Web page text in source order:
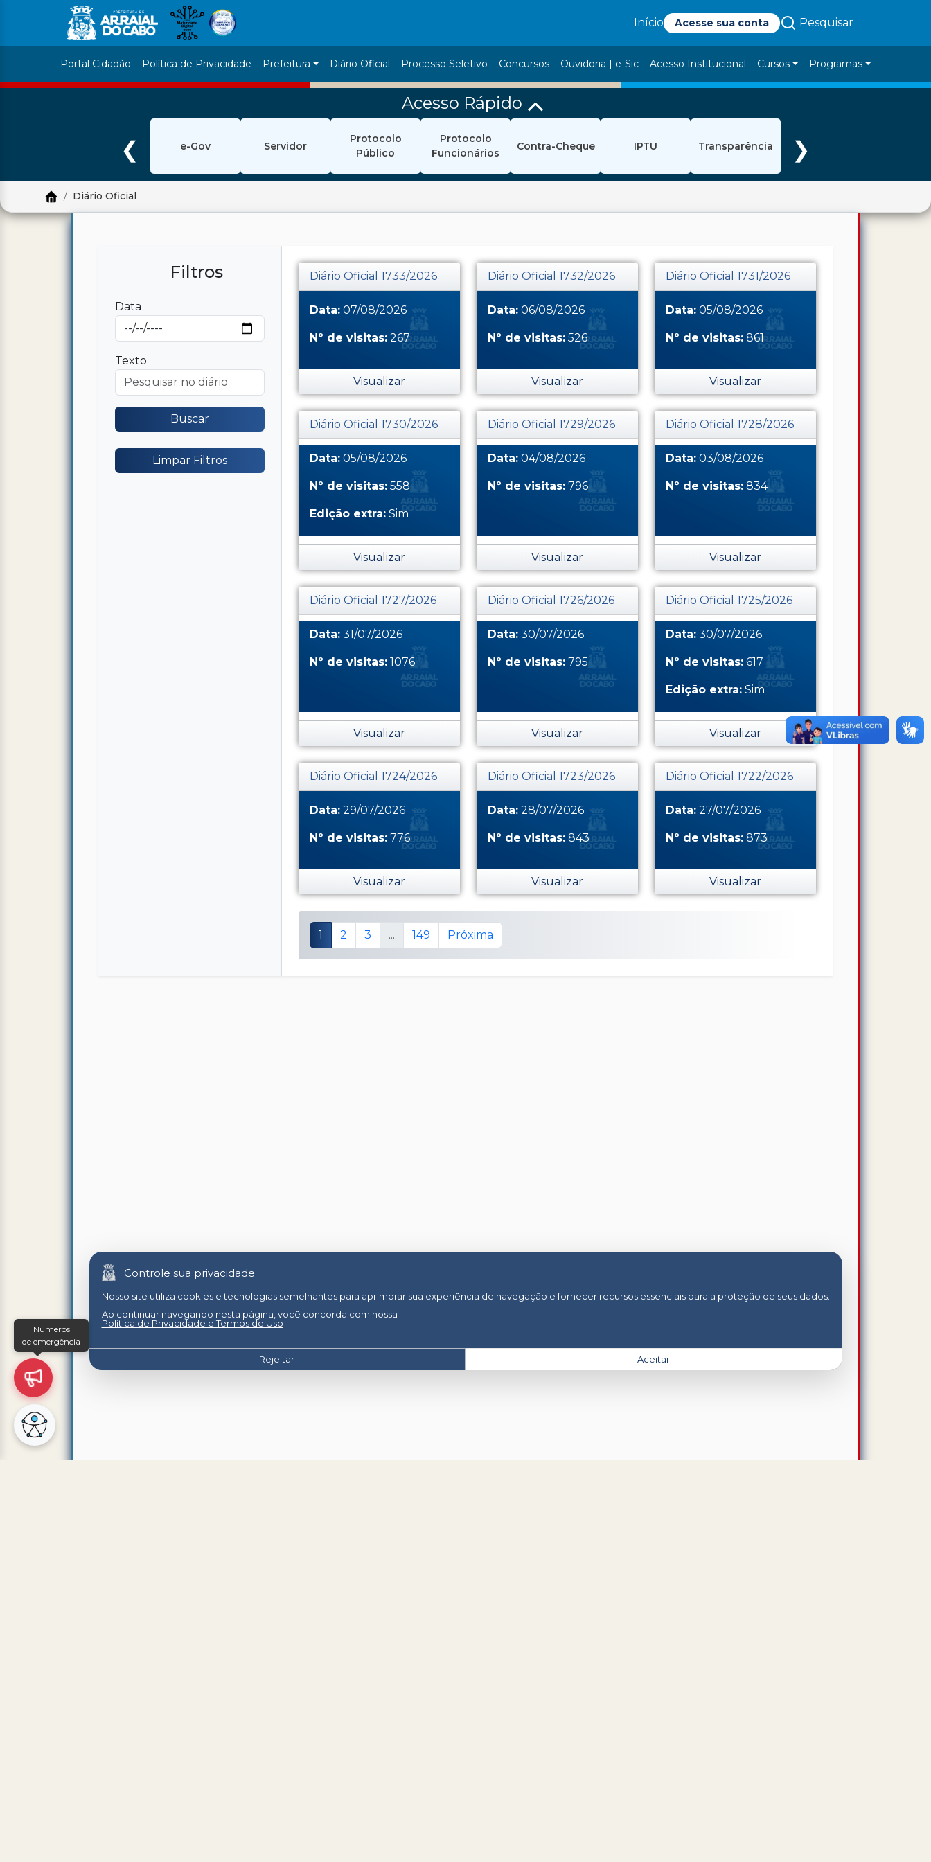
Controle sua privacidade
Nosso site utiliza cookies e tecnologias semelhantes para aprimorar sua experiência de navegação e fornecer recursos essenciais para a proteção de seus dados.
Ao continuar navegando nesta página, você concorda com nossa
Política de Privacidade e Termos de Uso
Rejeitar Aceitar
Início Acesse sua conta Pesquisar
Portal Cidadão Política de Privacidade Prefeitura Diário Oficial Processo Seletivo Concursos Ouvidoria | e-Sic Acesso Institucional Cursos Programas
Acesso Rápido
❮ e-Gov Servidor
Protocolo
Público
Protocolo
Funcionários
Contra-Cheque IPTU Transparência ❯
Diário Oficial
Números
de emergência
Filtros
Data
Texto
Buscar
Limpar Filtros
Diário Oficial 1733/2026
Data: 07/08/2026
Nº de visitas: 267
Visualizar
Diário Oficial 1732/2026
Data:06/08/2026
Nº de visitas: 526
Visualizar
Diário Oficial 1731/2026
Data:05/08/2026
Nº de visitas: 861
Visualizar
Diário Oficial 1730/2026
Data: 05/08/2026
Nº de visitas: 558
Edição extra: Sim
Visualizar
Diário Oficial 1729/2026
Data:04/08/2026
Nº de visitas: 796
Visualizar
Diário Oficial 1728/2026
Data:03/08/2026
Nº de visitas: 834
Visualizar
Diário Oficial 1727/2026
Data: 31/07/2026
Nº de visitas: 1076
Visualizar
Diário Oficial 1726/2026
Data:30/07/2026
Nº de visitas: 795
Visualizar
Diário Oficial 1725/2026
Data:30/07/2026
Nº de visitas: 617
Edição extra:Sim
Visualizar
Diário Oficial 1724/2026
Data: 29/07/2026
Nº de visitas: 776
Visualizar
Diário Oficial 1723/2026
Data:28/07/2026
Nº de visitas: 843
Visualizar
Diário Oficial 1722/2026
Data:27/07/2026
Nº de visitas: 873
Visualizar
1 2 3 ... 149 Próxima